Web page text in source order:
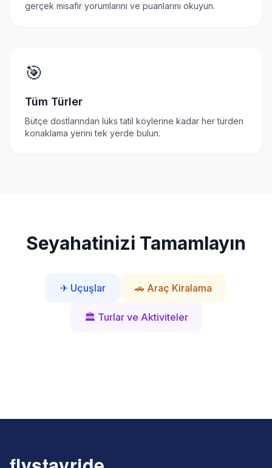
gerçek misafir yorumlarını ve puanlarını okuyun.
🎯
Tüm Türler
Bütçe dostlarından lüks tatil köylerine kadar her türden
konaklama yerini tek yerde bulun.
Seyahatinizi Tamamlayın
✈ Uçuşlar 🚗 Araç Kiralama
🏛 Turlar ve Aktiviteler